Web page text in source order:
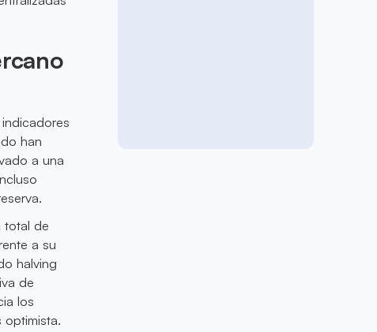
han
a una
total de
a su
halving
de
los